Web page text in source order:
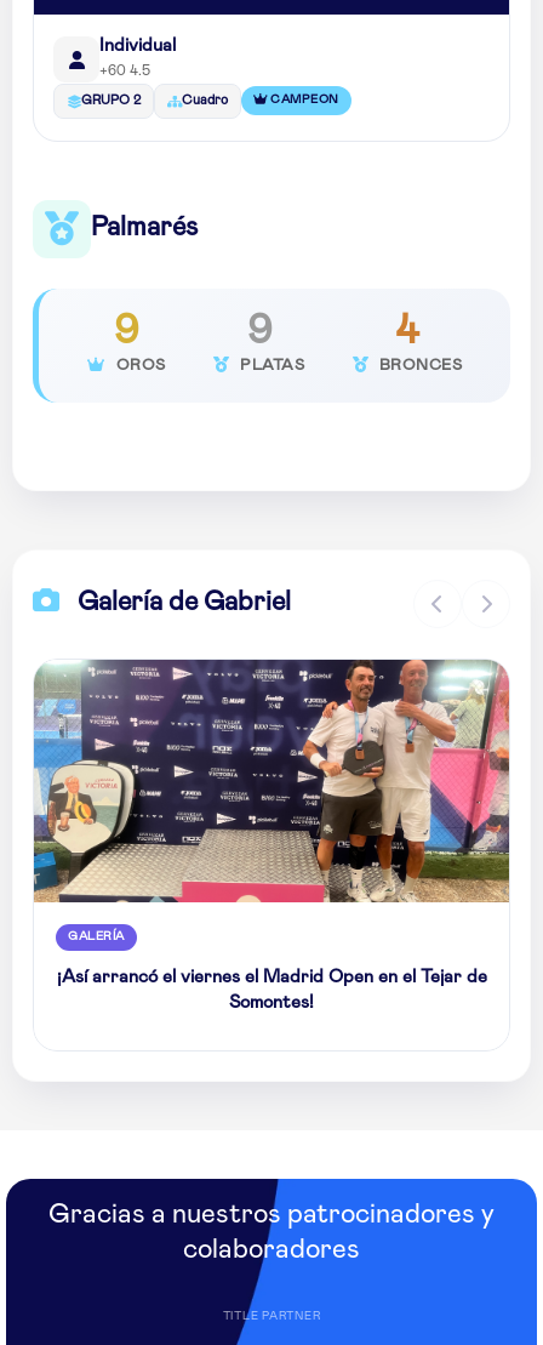
Individual
+60 4.5
GRUPO 2 Cuadro CAMPEON
Palmarés
9
OROS
9
PLATAS
4
BRONCES
Galería de Gabriel
GALERÍA
¡Así arrancó el viernes el Madrid Open en el Tejar de
Somontes!
Gracias a nuestros patrocinadores y
colaboradores
TITLE PARTNER